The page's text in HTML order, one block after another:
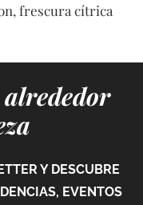
frescura cítrica
Y DESCUBRE
EVENTOS